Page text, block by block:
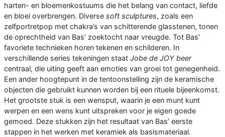
harten- en bloemenkostuums die het belang van contact, liefde
en bloei overbrengen. Diverse soft sculptures, zoals een
zelfportretpop met chakra’s van schitterende glasstenen, tonen
de oprechtheid van Bas’ zoektocht naar vreugde. Tot Bas’
favoriete technieken horen tekenen en schilderen. In
verschillende series tekeningen staat Jobe de JOY beer
centraal, die uiting geeft aan emoties van groei tot genegenheid.
Een ander hoogtepunt in de tentoonstelling zijn de keramische
objecten die gebruikt kunnen worden bij een rituele bijeenkomst.
Het grootste stuk is een wensput, waarin je een munt kunt
werpen en een wens kunt uitspreken voor je eigen goede
gemoed. Deze stukken zijn het resultaat van Bas’ eerste
stappen in het werken met keramiek als basismateriaal.